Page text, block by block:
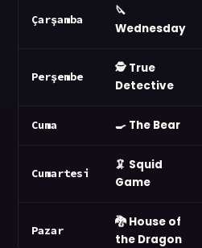
Çarşamba
🔪
Wednesday
Perşembe
🕵️ True
Detective
Cuma 🍳 The Bear
Cumartesi
🦑 Squid
Game
Pazar
🐉 House of
the Dragon